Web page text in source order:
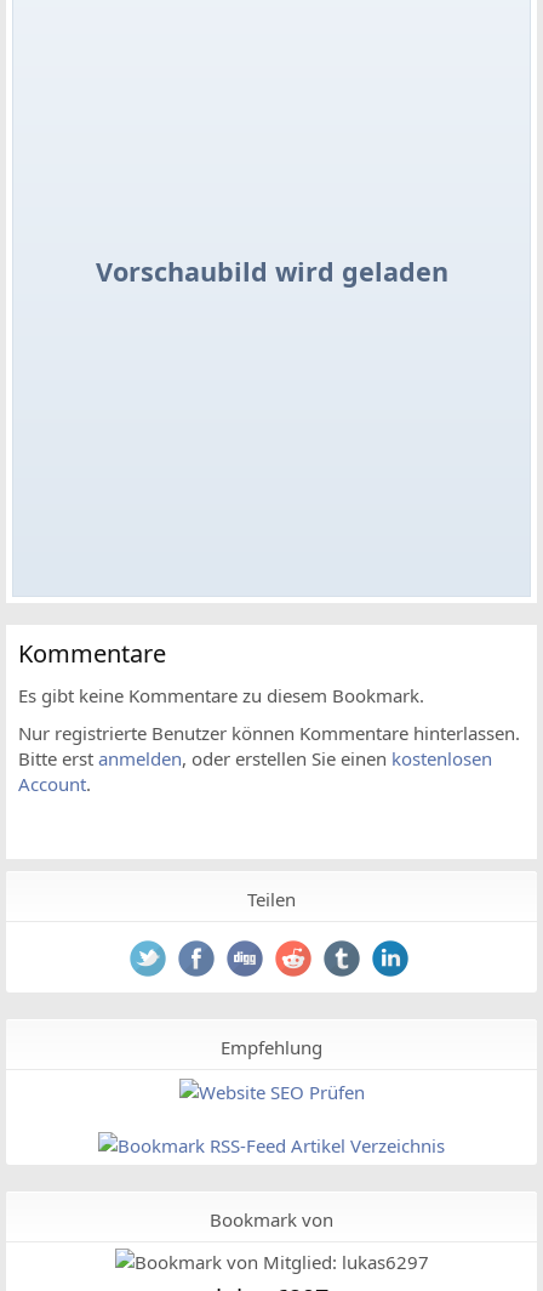
Vorschaubild wird geladen
Kommentare
Es gibt keine Kommentare zu diesem Bookmark.
Nur registrierte Benutzer können Kommentare hinterlassen.
Bitte erst anmelden, oder erstellen Sie einen kostenlosen
Account.
Teilen
Empfehlung
Bookmark von